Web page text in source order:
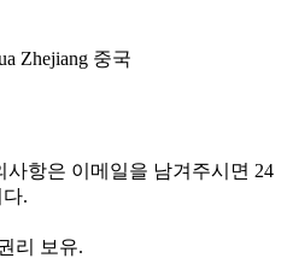
Zhejiang 중국
항은 이메일을 남겨주시면 24
.
리 보유.